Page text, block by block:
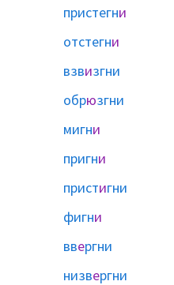
пристегни
отстегни
взвизгни
обрюзгни
мигни
пригни
пристигни
фигни
ввергни
низвергни